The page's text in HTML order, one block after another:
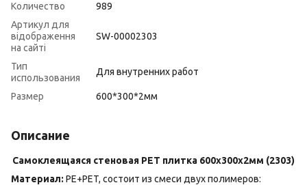
Количество
989
Артикул для
відображення
на сайті
SW-00002303
Тип
использования
Для внутренних работ
Размер 600*300*2мм
Описание
Самоклеящаяся стеновая PET плитка 600х300х2мм (2303)
Материал: PE+PET, состоит из смеси двух полимеров: